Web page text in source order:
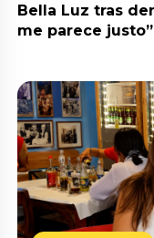
Bella Luz tras
me parece justo”